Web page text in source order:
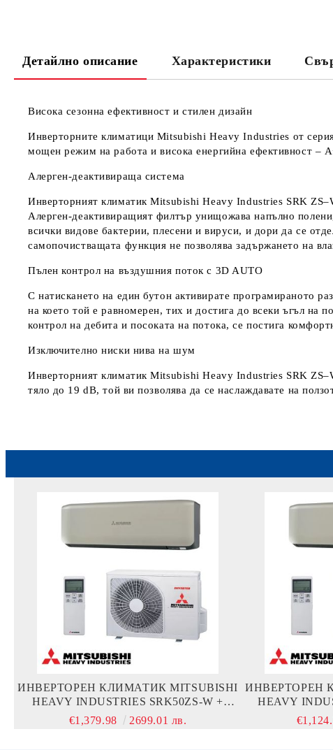
Детайлно описание Характеристики
Висока сезонна ефективност и стилен дизайн
Инверторните климатици Mitsubishi Heavy Industries от
мощен режим на работа и висока енергийна ефективност –
Алерген-деактивираща система
Инверторният климатик Mitsubishi Heavy Industries SRK
Алерген-деактивиращият филтър унищожава напълно
всички видове бактерии, плесени и вируси, и дори да се
самопочистващата функция не позволява задържането на
Пълен контрол на въздушния поток с 3D AUTO
С натискането на един бутон активирате програмираното
на което той е равномерен, тих и достига до всеки ъгъл на
контрол на дебита и посоката на потока, се постига
Изключително ниски нива на шум
Инверторният климатик Mitsubishi Heavy Industries SRK
тяло до 19 dB, той ви позволява да се наслаждавате на
ИНВЕРТОРЕН КЛИМАТИК MITSUBISHI
HEAVY INDUSTRIES SRK50ZS-W +
SRC50ZS-W
€1,379.98 2699.01 лв.
ИНВЕРТОРЕН
HEAVY